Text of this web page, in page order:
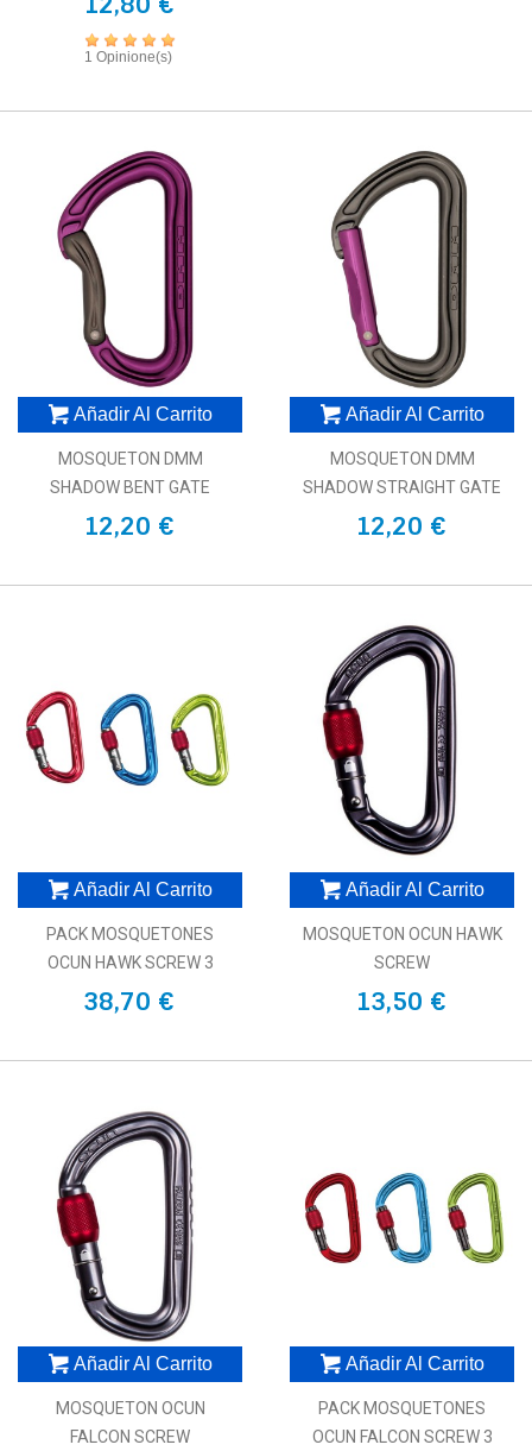
1 Opinione(s)
Añadir Al Carrito
MOSQUETON DMM
SHADOW BENT GATE
12,20 €
Añadir Al Carrito
MOSQUETON DMM
SHADOW STRAIGHT GATE
12,20 €
Añadir Al Carrito
PACK MOSQUETONES
OCUN HAWK SCREW 3
38,70 €
Añadir Al Carrito
MOSQUETON OCUN HAWK
SCREW
13,50 €
Añadir Al Carrito
MOSQUETON OCUN
FALCON SCREW
Añadir Al Carrito
PACK MOSQUETONES
OCUN FALCON SCREW 3